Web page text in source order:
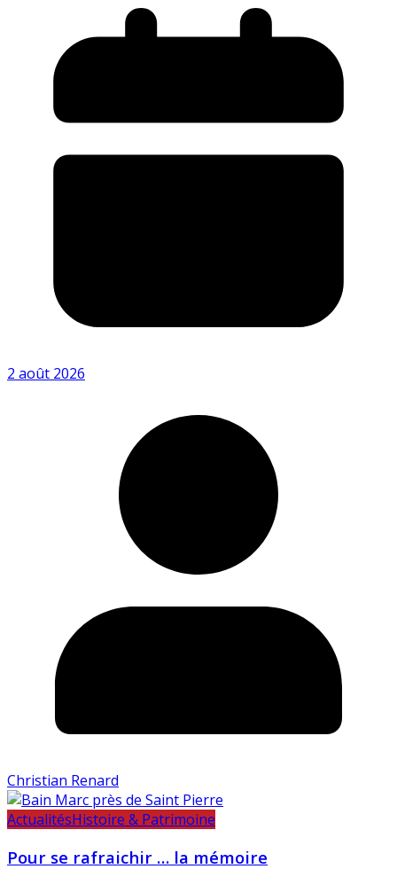
2 août 2026
Christian Renard
ActualitésHistoire & Patrimoine
Pour se rafraichir … la mémoire